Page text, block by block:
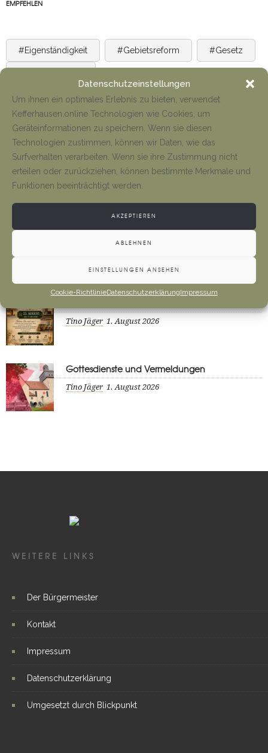
Datenschutzeinstellungen
Um ihnen ein optimales Erlebnis zu bieten, verwendet
Kefferhausen.online Technologien wie Cookies, um
Geräteinformationen zu speichern. Wenn sie diesen
Technologien zustimmen, können wir Daten, wie das
Surfverhalten verarbeiten. Wenn sie ihre Zustimmung nicht
erteilen oder zurückziehen, können bestimmte Merkmale und
Funktionen beeinträchtigt werden.
AKZEPTIEREN
ABLEHNEN
EINSTELLUNGEN ANSEHEN
Cookie-RichtlinieDatenschutzerklärungImpressum
EMPFEHLEN
#Eigenständigkeit #Gebietsreform #Gesetz
GETAGGED IN
NEWS
Tino Jäger 1. August 2026
Gottesdienste und Vermeldungen
Tino Jäger 1. August 2026
WEITERE LINKS
Der Bürgermeister
Kontakt
Impressum
Datenschutzerklärung
Umgesetzt durch Blickpunkt